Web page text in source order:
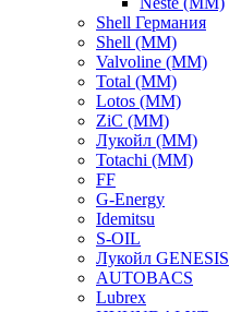
Shell Германия
Shell (ММ)
Valvoline (ММ)
Total (ММ)
Lotos (ММ)
ZiC (ММ)
Лукойл (ММ)
Totachi (MM)
FF
G-Energy
Idemitsu
S-OIL
Лукойл GENESIS
AUTOBACS
Lubrex